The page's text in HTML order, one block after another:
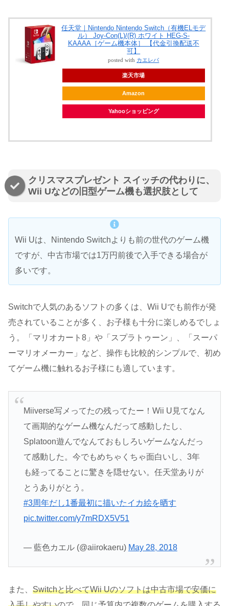
任天堂｜Nintendo Nintendo Switch（有機ELモデ
ル） Joy-Con(L)/(R) ホワイト HEG-S-
KAAAA［ゲーム機本体］ 【代金引換配送不
可】
posted with カエレバ
楽天市場
Amazon
Yahooショッピング
クリスマスプレゼント スイッチの代わりに、
Wii Uなどの旧型ゲーム機も選択肢として
Wii Uは、Nintendo Switchよりも前の世代のゲーム機
ですが、中古市場では1万円前後で入手できる場合が
多いです。
Switchで人気のあるソフトの多くは、Wii Uでも前作が発
売されていることが多く、お子様も十分に楽しめるでしょ
う。「マリオカート8」や「スプラトゥーン」、「スーパ
ーマリオメーカー」など、操作も比較的シンプルで、初め
てゲーム機に触れるお子様にも適しています。
Miiverse写メってたの残ってたー！Wii U見てなん
て画期的なゲーム機なんだって感動したし、
Splatoon遊んでなんておもしろいゲームなんだっ
て感動した。今でもめちゃくちゃ面白いし、3年
も経ってることに驚きを隠せない。任天堂ありが
とうありがとう。
#3周年だし1番最初に描いたイカ絵を晒す
pic.twitter.com/y7mRDX5V51
— 藍色カエル (@aiirokaeru) May 28, 2018
また、 Switchと比べてWii Uのソフトは中古市場で安価に